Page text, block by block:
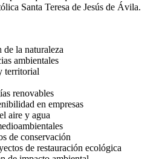
Santa Teresa de Jesús de Ávila.
la naturaleza
ambientales
territorial
renovables
en empresas
aire y agua
de conservación
de restauración ecológica